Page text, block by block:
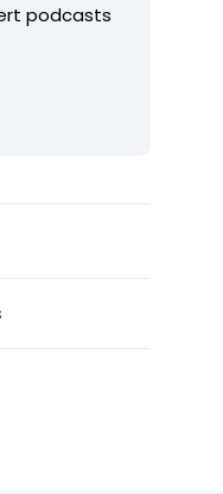
podcasts